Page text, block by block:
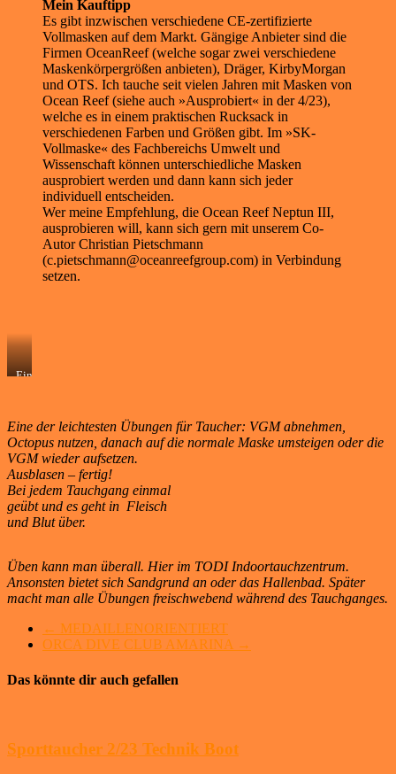
Mein Kauftipp
Es gibt inzwischen verschiedene CE-zertifizierte
Vollmasken auf dem Markt. Gängige Anbieter sind die
Firmen OceanReef (welche sogar zwei verschiedene
Maskenkörpergrößen anbieten), Dräger, KirbyMorgan
und OTS. Ich tauche seit vielen Jahren mit Masken von
Ocean Reef (siehe auch »Ausprobiert« in der 4/23),
welche es in einem praktischen Rucksack in
verschiedenen Farben und Größen gibt. Im »SK-
Vollmaske« des Fachbereichs Umwelt und
Wissenschaft können unterschiedliche Masken
ausprobiert werden und dann kann sich jeder
individuell entscheiden.
Wer meine Empfehlung, die Ocean Reef Neptun III,
ausprobieren will, kann sich gern mit unserem Co-
Autor Christian Pietschmann
(c.pietschmann@oceanreefgroup.com) in Verbindung
setzen.
Einweisung
Anfang
ist
der
Druckausgleich
gewöhnungsbedürftig.
Eine der leichtesten Übungen für Taucher: VGM abnehmen,
Octopus nutzen, danach auf die normale Maske umsteigen oder die
VGM wieder aufsetzen.
Ausblasen – fertig!
Bei jedem Tauchgang einmal
geübt und es geht in Fleisch
und Blut über.
Üben kann man überall. Hier im TODI Indoortauchzentrum.
Ansonsten bietet sich Sandgrund an oder das Hallenbad. Später
macht man alle Übungen freischwebend während des Tauchganges.
← MEDAILLENORIENTIERT
ORCA DIVE CLUB AMARINA →
Das könnte dir auch gefallen
Sporttaucher 2/23 Technik Boot